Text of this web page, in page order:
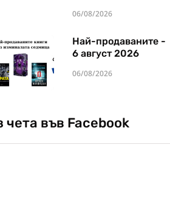
06/08/2026
Най-продаваните -
6 август 2026
06/08/2026
чета във Facebook